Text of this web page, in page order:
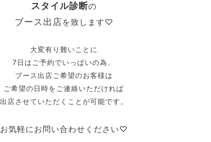
スタイル診断の
ブース出店を致します♡
大変有り難いことに
7日はご予約でいっぱいの為、
ブース出店ご希望のお客様は
ご希望の日時をご連絡いただければ
出店させていただくことが可能です。
お気軽にお問い合わせください♡